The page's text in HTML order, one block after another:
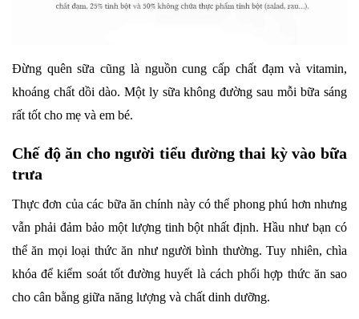
Đừng quên sữa cũng là nguồn cung cấp chất đạm và vitamin,
khoáng chất dồi dào. Một ly sữa không đường sau mỗi bữa sáng
rất tốt cho mẹ và em bé.
Chế độ ăn cho người tiểu đường thai kỳ vào bữa
trưa
Thực đơn của các bữa ăn chính này có thể phong phú hơn nhưng
vẫn phải đảm bảo một lượng tinh bột nhất định. Hầu như bạn có
thể ăn mọi loại thức ăn như người bình thường. Tuy nhiên, chìa
khóa để kiểm soát tốt đường huyết là cách phối hợp thức ăn sao
cho cân bằng giữa năng lượng và chất dinh dưỡng.